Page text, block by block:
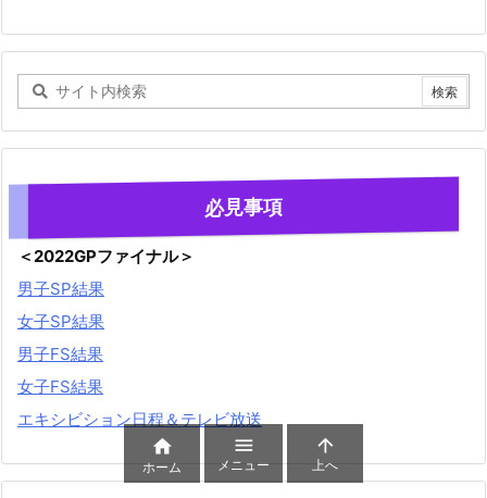
必見事項
＜2022GPファイナル＞
男子SP結果
女子SP結果
男子FS結果
女子FS結果
エキシビション日程＆テレビ放送

ホーム

メニュー

上へ